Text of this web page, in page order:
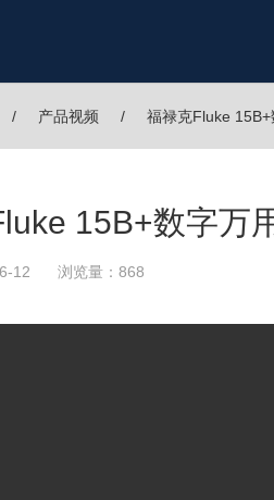
产品视频 福禄克Fluke 15B+
15B+数字万
12 浏览量：868